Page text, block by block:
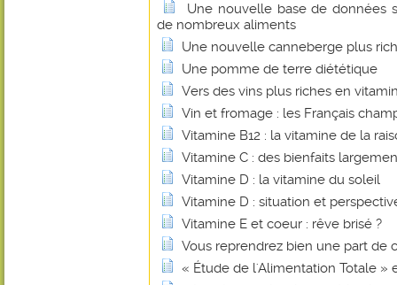
Une nouvelle base de données
de nombreux aliments
Une nouvelle canneberge plus
Une pomme de terre diététique
Vers des vins plus riches en
Vin et fromage : les Français
Vitamine B12 : la vitamine de la
Vitamine C : des bienfaits
Vitamine D : la vitamine du soleil
Vitamine D : situation et
Vitamine E et coeur : rêve brisé ?
Vous reprendrez bien une part de
« Étude de l'Alimentation Totale »